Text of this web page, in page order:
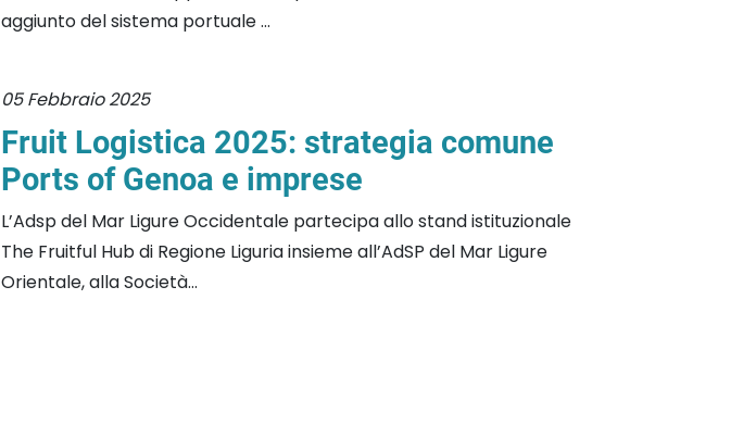
aggiunto del sistema portuale ...
05 Febbraio 2025
Fruit Logistica 2025: strategia comune
Ports of Genoa e imprese
L’Adsp del Mar Ligure Occidentale partecipa allo stand istituzionale
The Fruitful Hub di Regione Liguria insieme all’AdSP del Mar Ligure
Orientale, alla Società...